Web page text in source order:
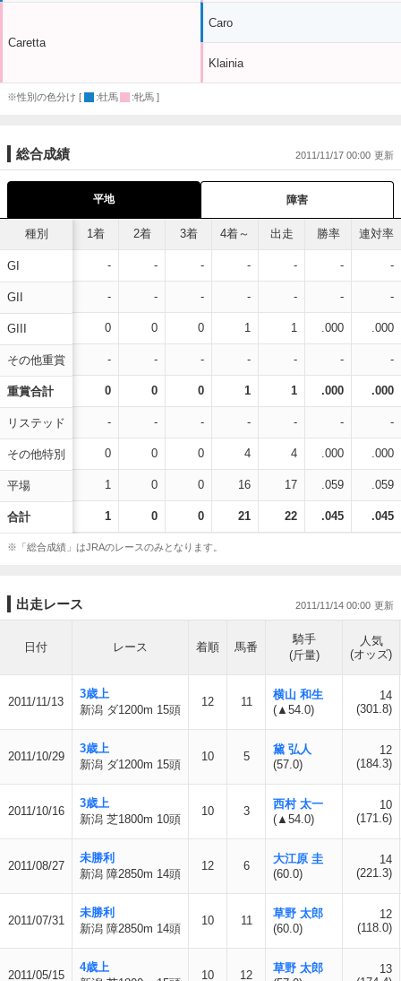
Caretta
Caro
Klainia
※性別の色分け [ :牡馬 :牝馬 ]
総合成績 2011/11/17 00:00
平地 障害
種別
GI
GII
GIII
その他重賞
重賞合計
リステッド
その他特別
平場
合計
1着 2着 3着 4着～ 出走 勝率 連対率
- - - - - - -
- - - - - - -
0 0 0 1 1 .000 .000
- - - - - - -
0 0 0 1 1 .000 .000
- - - - - - -
0 0 0 4 4 .000 .000
1 0 0 16 17 .059 .059
1 0 0 21 22 .045 .045
※「総合成績」はJRAのレースのみとなります。
出走レース 2011/11/14 00:00
日付 レース 着順 馬番
騎手
(斤量)
人気
(オッズ)
2011/11/13
3歳上
新潟 ダ1200m 15頭
12 11
横山 和生
(▲54.0)
14
(301.8)
2011/10/29
3歳上
新潟 ダ1200m 15頭
10 5
黛 弘人
(57.0)
12
(184.3)
2011/10/16
3歳上
新潟 芝1800m 10頭
10 3
西村 太一
(▲54.0)
10
(171.6)
2011/08/27
未勝利
新潟 障2850m 14頭
12 6
大江原 圭
(60.0)
14
(221.3)
2011/07/31
未勝利
新潟 障2850m 14頭
10 11
草野 太郎
(60.0)
12
(118.0)
2011/05/15
4歳上
10 12
草野 太郎
13